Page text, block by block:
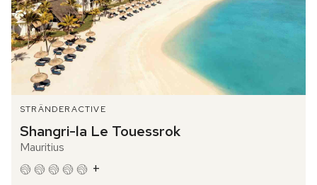
STRÄNDERACTIVE
Shangri-la Le Touessrok
Mauritius
+